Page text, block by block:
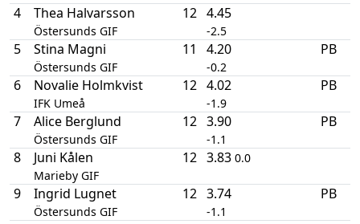
4 Thea Halvarsson
Östersunds GIF
12 4.45
-2.5
5 Stina Magni
Östersunds GIF
11 4.20
-0.2
PB
6 Novalie Holmkvist
IFK Umeå
12 4.02
-1.9
PB
7 Alice Berglund
Östersunds GIF
12 3.90
-1.1
PB
8 Juni Kålen
Marieby GIF
12 3.83 0.0
9 Ingrid Lugnet
Östersunds GIF
12 3.74
-1.1
PB